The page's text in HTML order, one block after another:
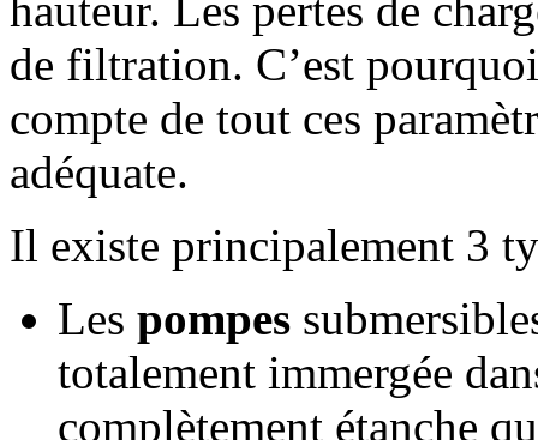
de filtration. C’est
compte de tout ces
adéquate.
Il existe principalement 3
Les pompes
totalement immergée
complètement étanche